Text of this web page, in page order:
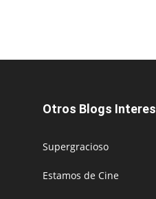
Otros Blogs
Supergracioso
Estamos de Cine